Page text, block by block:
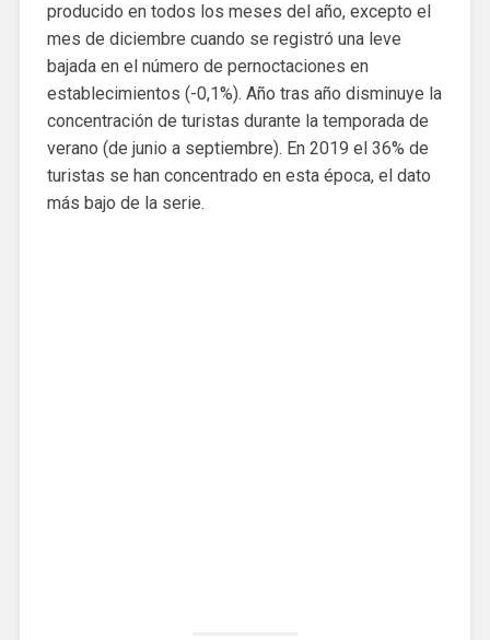
producido en todos los meses del año, excepto el
mes de diciembre cuando se registró una leve
bajada en el número de pernoctaciones en
establecimientos (-0,1%). Año tras año disminuye la
concentración de turistas durante la temporada de
verano (de junio a septiembre). En 2019 el 36% de
turistas se han concentrado en esta época, el dato
más bajo de la serie.